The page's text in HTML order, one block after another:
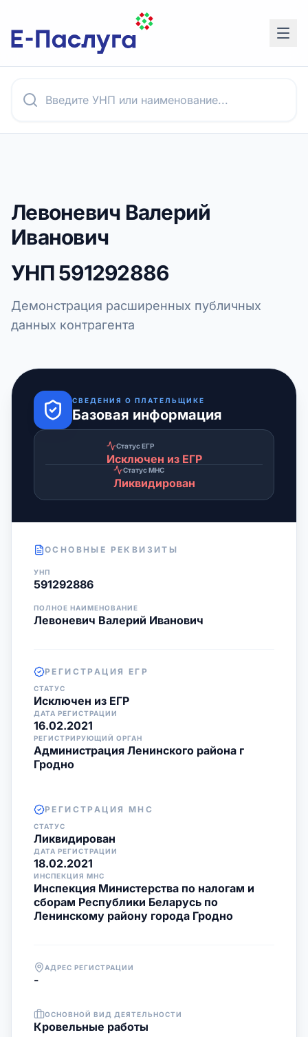
Левоневич Валерий
Иванович
УНП591292886
Демонстрация расширенных публичных
данных контрагента
СВЕДЕНИЯ О ПЛАТЕЛЬЩИКЕ
Базовая информация
Статус ЕГР
Исключен из ЕГР
Статус МНС
Ликвидирован
ОСНОВНЫЕ РЕКВИЗИТЫ
УНП
591292886
ПОЛНОЕ НАИМЕНОВАНИЕ
Левоневич Валерий Иванович
РЕГИСТРАЦИЯ ЕГР
СТАТУС
Исключен из ЕГР
ДАТА РЕГИСТРАЦИИ
16.02.2021
РЕГИСТРИРУЮЩИЙ ОРГАН
Администрация Ленинского района г
Гродно
РЕГИСТРАЦИЯ МНС
СТАТУС
Ликвидирован
ДАТА РЕГИСТРАЦИИ
18.02.2021
ИНСПЕКЦИЯ МНС
Инспекция Министерства по налогам и
сборам Республики Беларусь по
Ленинскому району города Гродно
АДРЕС РЕГИСТРАЦИИ
-
ОСНОВНОЙ ВИД ДЕЯТЕЛЬНОСТИ
Кровельные работы